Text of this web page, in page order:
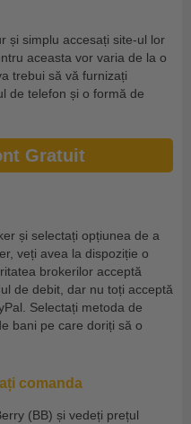
și simplu accesați site-ul lor
aceasta vor varia de la o
trebui să vă furnizați
de telefon și o formă de
Gratuit
și selectați opțiunea de a
veți avea la dispoziție o
brokerilor acceptă
de debit, dar nu toți acceptă
Selectați metoda de
bani pe care doriți să o
comanda
(BB) și vedeți prețul